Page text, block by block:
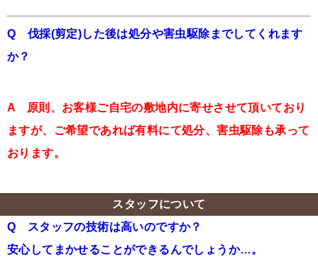
Q 伐採(剪定)した後は処分や害虫駆除までしてくれます
か？
A 原則、お客様ご自宅の敷地内に寄せさせて頂いており
ますが、ご希望であれば有料にて処分、害虫駆除も承って
おります。
スタッフについて
Q スタッフの技術は高いのですか？
安心してまかせることができるんでしょうか…。